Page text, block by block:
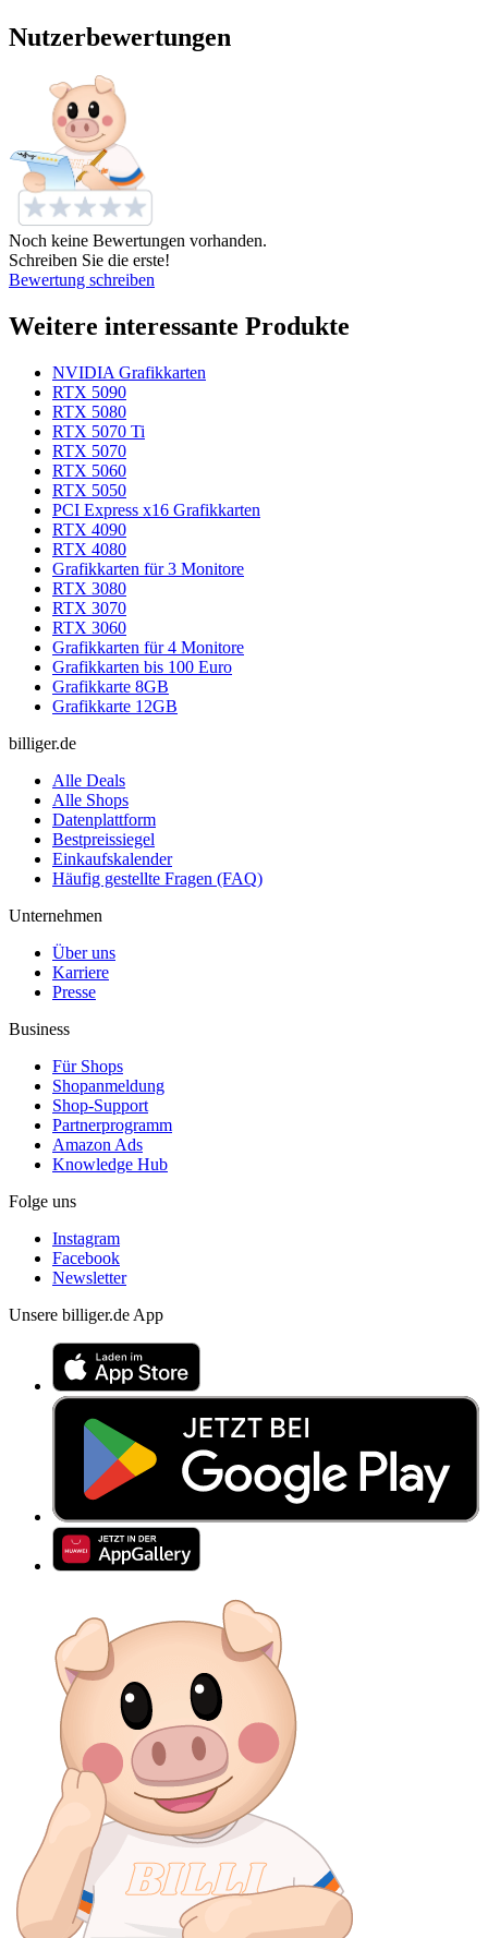
Nutzerbewertungen
Noch keine Bewertungen vorhanden.
Schreiben Sie die erste!
Bewertung schreiben
Weitere interessante Produkte
NVIDIA Grafikkarten
RTX 5090
RTX 5080
RTX 5070 Ti
RTX 5070
RTX 5060
RTX 5050
PCI Express x16 Grafikkarten
RTX 4090
RTX 4080
Grafikkarten für 3 Monitore
RTX 3080
RTX 3070
RTX 3060
Grafikkarten für 4 Monitore
Grafikkarten bis 100 Euro
Grafikkarte 8GB
Grafikkarte 12GB
billiger.de
Alle Deals
Alle Shops
Datenplattform
Bestpreissiegel
Einkaufskalender
Häufig gestellte Fragen (FAQ)
Unternehmen
Über uns
Karriere
Presse
Business
Für Shops
Shopanmeldung
Shop-Support
Partnerprogramm
Amazon Ads
Knowledge Hub
Folge uns
Instagram
Facebook
Newsletter
Unsere billiger.de App